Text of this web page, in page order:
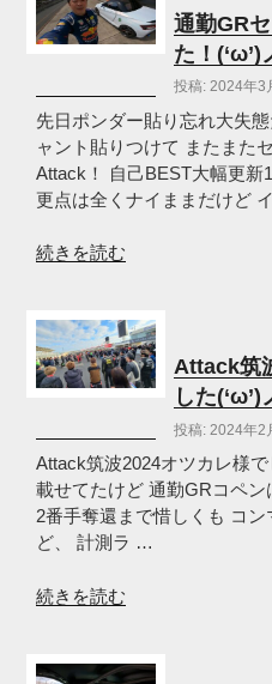
ト
ロ
疲
れ
様
で
す
ノ”
通勤GR
た！(‘ω’)
投稿: 2024年3
先日ポンダー貼り忘れ大失
ャント貼りつけて またまた
Attack！ 自己BEST大幅更新
更点は全くナイままだけど
“通
セ
ン
ト
ル
1
分
24
秒
で
ノ”
続きを読む
Attack筑
した(‘ω’)
投稿: 2024年2
Attack筑波2024オツカレ様
載せてたけど 通勤GRコペン
2番手奪還まで惜しくも コ
ど、 計測ラ …
“Attack
2024
続きを読む